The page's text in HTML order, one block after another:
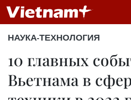
НАУКА-ТЕХНОЛОГИЯ
10 главных
Вьетнама в